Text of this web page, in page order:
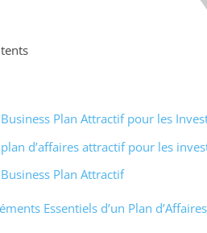
Plan Attractif pour les
d’affaires attractif pour les
Plan Attractif
Essentiels d’un Plan d’Affaires